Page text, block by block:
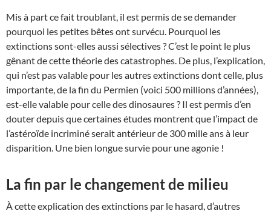
Mis à part ce fait troublant, il est permis de se demander
pourquoi les petites bêtes ont survécu. Pourquoi les
extinctions sont-elles aussi sélectives ? C’est le point le plus
gênant de cette théorie des catastrophes. De plus, l’explication,
qui n’est pas valable pour les autres extinctions dont celle, plus
importante, de la fin du Permien (voici 500 millions d’années),
est-elle valable pour celle des dinosaures ? Il est permis d’en
douter depuis que certaines études montrent que l’impact de
l’astéroïde incriminé serait antérieur de 300 mille ans à leur
disparition. Une bien longue survie pour une agonie !
La fin par le changement de milieu
À cette explication des extinctions par le hasard, d’autres